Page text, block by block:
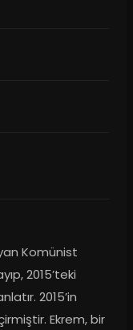
Komünist
2015’teki
2015’in
Ekrem, bir